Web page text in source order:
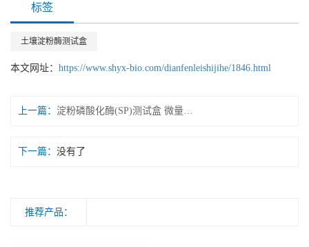
标签
土壤淀粉酶测试盒
本文网址： https://www.shyx-bio.com/dianfenleishijihe/1846.html
上一篇：
下一篇： 没有了
推荐产品：